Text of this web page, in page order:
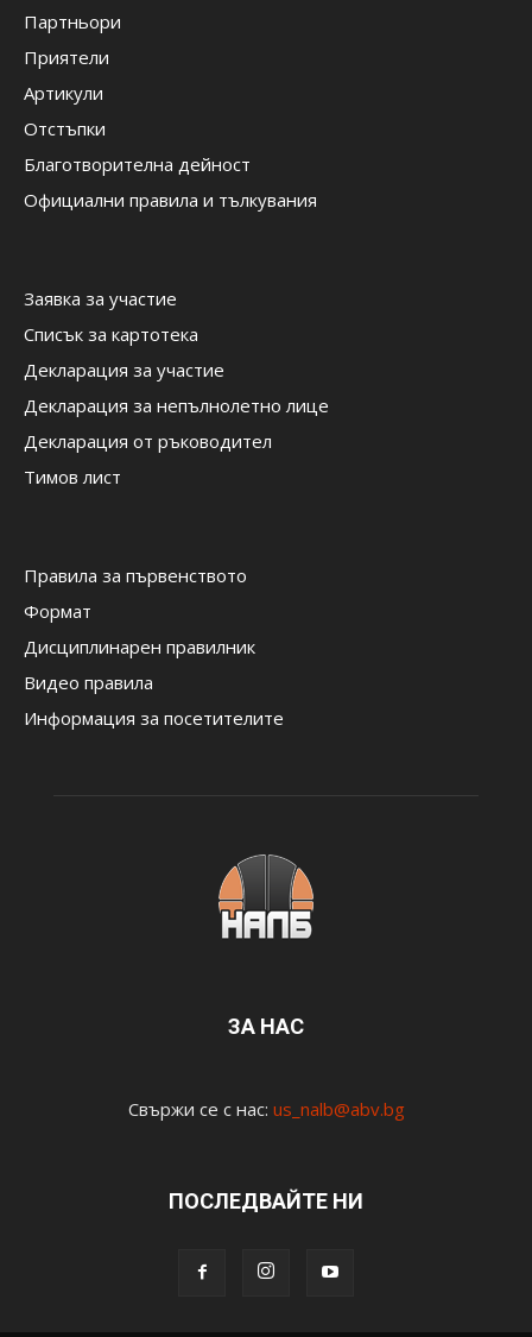
Партньори
Приятели
Артикули
Отстъпки
Благотворителна дейност
Официални правила и тълкувания
Заявка за участие
Списък за картотека
Декларация за участие
Декларация за непълнолетно лице
Декларация от ръководител
Тимов лист
Правила за първенството
Формат
Дисциплинарен правилник
Видео правила
Информация за посетителите
ЗА НАС
Свържи се с нас: us_nalb@abv.bg
ПОСЛЕДВАЙТЕ НИ